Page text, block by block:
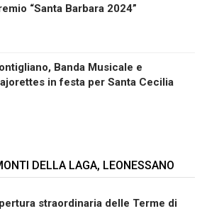
“Santa Barbara 2024”
Banda Musicale e
in festa per Santa Cecilia
DELLA LAGA, LEONESSANO
straordinaria delle Terme di